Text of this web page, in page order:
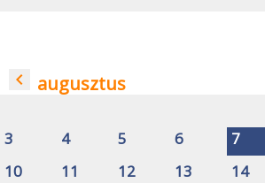
navigate_before augusztus
3
4 5 6 7
10
11 12 13 14